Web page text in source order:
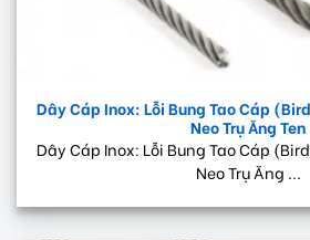
Dây Cáp Inox: Lỗi Bung Tao Cáp
Neo Trụ Ăng Ten
Dây Cáp Inox: Lỗi Bung Tao Cáp
Neo Trụ Ăng ...